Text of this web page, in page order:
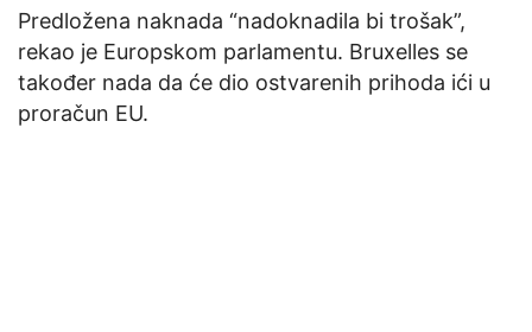
Predložena naknada “nadoknadila bi trošak”,
rekao je Europskom parlamentu. Bruxelles se
također nada da će dio ostvarenih prihoda ići u
proračun EU.